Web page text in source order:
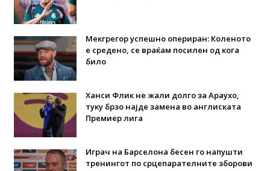
Мекгрегор успешно опериран: Коленото
е средено, се враќам посилен од кога
било
Ханси Флик не жали долго за Араухо,
туку брзо најде замена во англиската
Премиер лига
Играч на Барселона бесен го напушти
тренингот по срцепарателните зборови